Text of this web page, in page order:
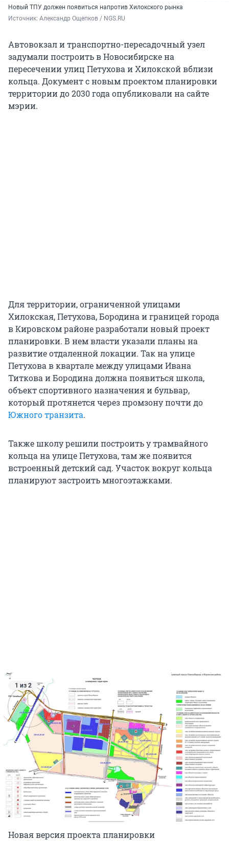
Новый ТПУ должен появиться напротив Хилокского рынка
Источник: Александр Ощепков / NGS.RU
Автовокзал и транспортно-пересадочный узел
задумали построить в Новосибирске на
пересечении улиц Петухова и Хилокской вблизи
кольца. Документ с новым проектом планировки
территории до 2030 года опубликовали на сайте
мэрии.
Для территории, ограниченной улицами
Хилокская, Петухова, Бородина и границей города
в Кировском районе разработали новый проект
планировки. В нем власти указали планы на
развитие отдаленной локации. Так на улице
Петухова в квартале между улицами Ивана
Титкова и Бородина должна появиться школа,
объект спортивного назначения и бульвар,
который протянется через промзону почти до
Южного транзита.
Также школу решили построить у трамвайного
кольца на улице Петухова, там же появится
встроенный детский сад. Участок вокруг кольца
планируют застроить многоэтажками.
1 из 2
Новая версия проекта планировки